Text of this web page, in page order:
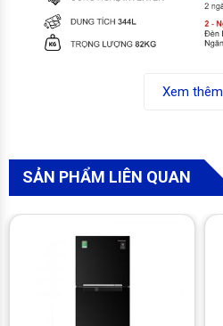
gia đình có từ 3-4 thành viên, bạn
gian để bảo quản thực phẩm.
Xem thêm
SẢN PHẨM LIÊN QUAN